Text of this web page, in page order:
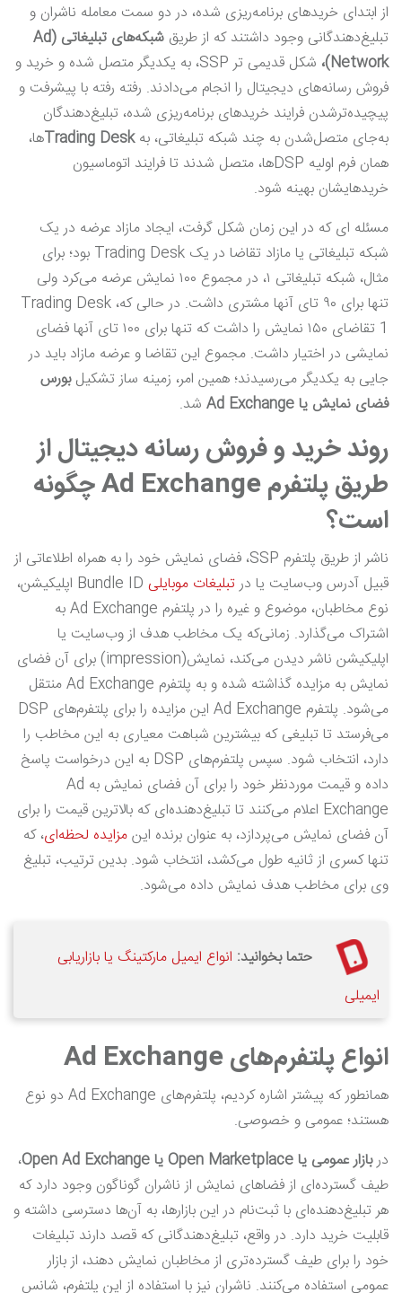
از ابتدای خریدهای برنامه‌ریزی شده، در دو سمت معامله ناشران و
تبلیغ‌دهندگانی وجود داشتند که از طریق شبکه‌های تبلیغاتی (Ad
Network)،
شکل قدیمی تر SSP، به یکدیگر متصل شده و خرید و
فروش رسانه‌های دیجیتال را انجام می‌دادند. رفته رفته با پیشرفت و
پیچیده‌تر‌شدن فرایند خریدهای برنامه‌ریزی شده، تبلیغ‌دهندگان
به‌جای متصل‌شدن به چند شبکه تبلیغاتی، بهTrading Deskها،
همان فرم اولیه DSPها،‌ متصل شدند تا فرایند اتوماسیون
خریدهایشان بهینه شود.
مسئله ای که در این زمان شکل گرفت، ایجاد مازاد عرضه در یک
شبکه تبلیغاتی یا مازاد تقاضا در یک Trading Desk بود؛ برای
مثال، شبکه تبلیغاتی ۱، در مجموع ۱۰۰ نمایش عرضه می‌کرد ولی
تنها برای ۹۰ تای آنها مشتری داشت. در حالی که، Trading Desk
1 تقاضای ۱۵۰ نمایش را داشت که تنها برای ۱۰۰ تای آنها فضای
نمایشی در اختیار داشت. مجموع این تقاضا و عرضه مازاد باید در
جایی به یکدیگر می‌رسیدند؛ همین امر، زمینه ساز تشکیلبورس
فضای نمایش یاAd Exchange شد.
روند خرید و فروش رسانه دیجیتال از
طریق پلتفرمAd Exchangeچگونه
است؟
ناشر از طریق پلتفرم SSP، فضای نمایش خود را به همراه اطلاعاتی از
قبیل آدرس وب‌سایت یا درتبلیغات موبایلی
Bundle ID اپلیکیشن،
نوع مخاطبان، موضوع و غیره را در پلتفرم Ad Exchange به
اشتراک می‌گذارد. زمانی‌که یک مخاطب هدف از وب‌سایت یا
اپلیکیشن ناشر دیدن می‌کند، نمایش(impression) برای آن فضای
نمایش به مزایده گذاشته شده و به پلتفرم Ad Exchange منتقل
می‌شود. پلتفرم Ad Exchange این مزایده را برای پلتفرم‌های DSP
می‌فرستد تا تبلیغی که بیشترین شباهت معیاری به این مخاطب را
دارد، انتخاب شود. سپس پلتفرم‌های DSP به این درخواست پاسخ
داده و قیمت موردنظر خود را برای آن فضای نمایش به Ad
Exchange اعلام می‌کنند تا تبلیغ‌دهنده‌ای که بالاترین قیمت را برای
آن فضای نمایش می‌پردازد، به عنوان برنده اینمزایده لحظه‌ای، که
تنها کسری از ثانیه طول می‌کشد، انتخاب شود. بدین ترتیب، تبلیغ
وی برای مخاطب هدف نمایش داده می‌شود.
حتما بخوانید: انواع ایمیل مارکتینگ یا بازاریابی
ایمیلی
انواع پلتفرم‌هایAd Exchange
همانطور که پیشتر اشاره کردیم، پلتفرم‌های Ad Exchange دو نوع
هستند؛ عمومی و خصوصی.
دربازار عمومی یاOpen MarketplaceیاOpen Ad Exchange،
طیف گسترده‌ای از فضاهای نمایش از ناشران گوناگون وجود دارد که
هر تبلیغ‌دهنده‌ای با ثبت‌نام در این بازارها، به آن‌ها دسترسی داشته و
قابلیت خرید دارد. در واقع، تبلیغ‌دهندگانی که قصد دارند تبلیغات
خود را برای طیف گسترده‌تری از مخاطبان نمایش دهند، از بازار
عمومی استفاده می‌کنند. ناشران نیز با استفاده از این پلتفرم، شانس